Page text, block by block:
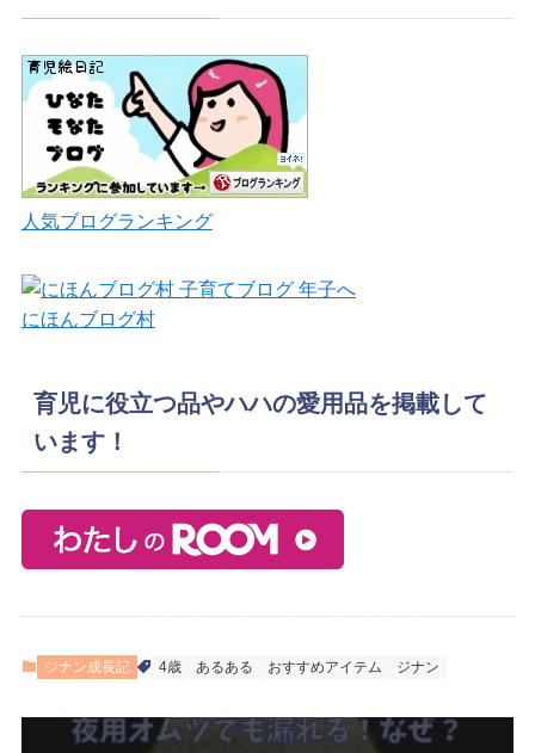
人気ブログランキング
にほんブログ村
育児に役立つ品やハハの愛用品を掲載して
います！
ジナン成長記 4歳 あるある おすすめアイテム ジナン